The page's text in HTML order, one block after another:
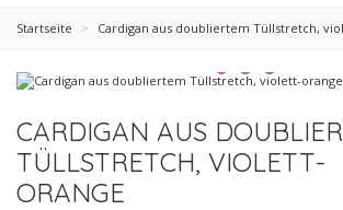
Startseite > Cardigan aus doubliertem Tüllstretch,
CARDIGAN AUS
TÜLLSTRETCH, VIOLETT-
ORANGE